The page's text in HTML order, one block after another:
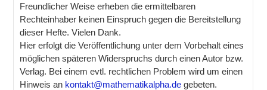
Freundlicher Weise erheben die ermittelbaren
Rechteinhaber keinen Einspruch gegen die Bereitstellung
dieser Hefte. Vielen Dank.
Hier erfolgt die Veröffentlichung unter dem Vorbehalt eines
möglichen späteren Widerspruchs durch einen Autor bzw.
Verlag. Bei einem evtl. rechtlichen Problem wird um einen
Hinweis an kontakt@mathematikalpha.de gebeten.